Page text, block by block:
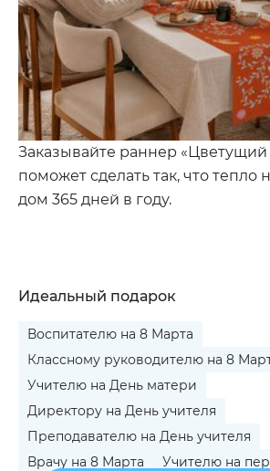
Заказывайте раннер
поможет сделать так, что тепло
дом 365 дней в году.
Идеальный подарок
Воспитателю на 8 Марта
Классному руководителю на 8
Учителю на День матери
Директору на День учителя
Преподавателю на День учителя
Врачу на 8 Марта
Учителю на